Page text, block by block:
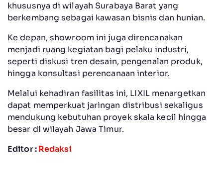
khususnya di wilayah Surabaya Barat yang
berkembang sebagai kawasan bisnis dan hunian.
Ke depan, showroom ini juga direncanakan
menjadi ruang kegiatan bagi pelaku industri,
seperti diskusi tren desain, pengenalan produk,
hingga konsultasi perencanaan interior.
Melalui kehadiran fasilitas ini, LIXIL menargetkan
dapat memperkuat jaringan distribusi sekaligus
mendukung kebutuhan proyek skala kecil hingga
besar di wilayah Jawa Timur.
Editor :Redaksi